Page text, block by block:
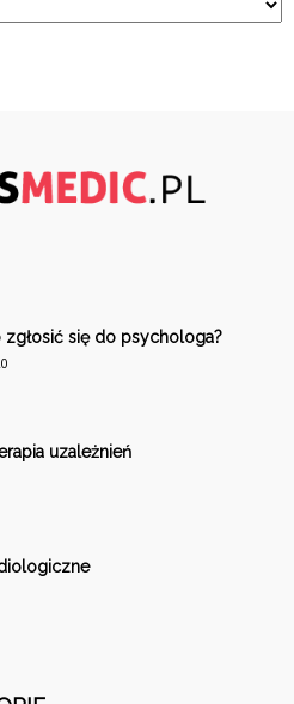
zgłosić się do psychologa?
uzależnień